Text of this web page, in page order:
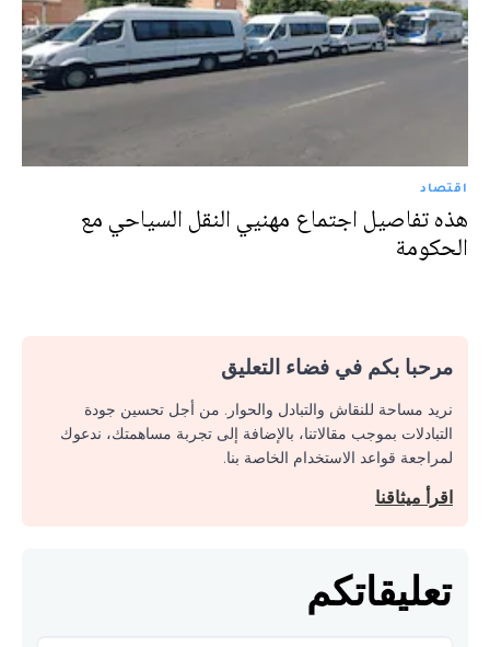
اقتصاد
هذه تفاصيل اجتماع مهنيي النقل السياحي مع
الحكومة
مرحبا بكم في فضاء التعليق
نريد مساحة للنقاش والتبادل والحوار. من أجل تحسين جودة
التبادلات بموجب مقالاتنا، بالإضافة إلى تجربة مساهمتك، ندعوك
لمراجعة قواعد الاستخدام الخاصة بنا.
اقرأ ميثاقنا
تعليقاتكم